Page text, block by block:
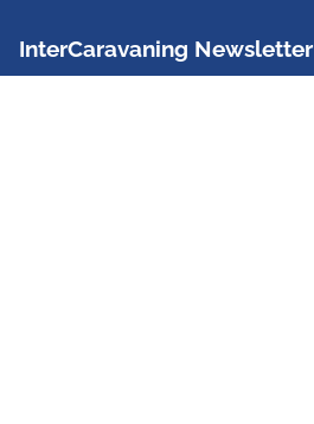
InterCaravaning Newsletter